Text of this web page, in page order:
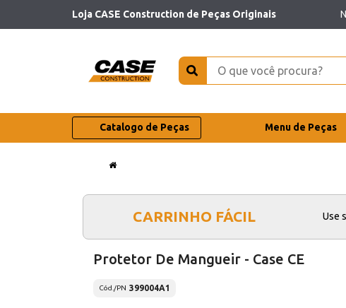
Loja CASE Construction de Peças Originais
Catalogo de Peças Menu de Peças
CARRINHO FÁCIL Use
Protetor De Mangueir - Case CE
Cód./PN 399004A1